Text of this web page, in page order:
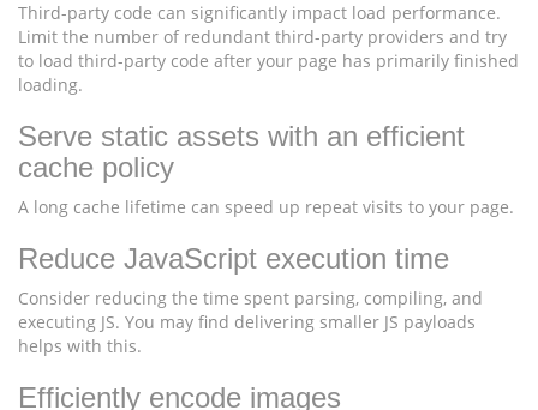
Third-party code can significantly impact load performance.
Limit the number of redundant third-party providers and try
to load third-party code after your page has primarily finished
loading.
Serve static assets with an efficient
cache policy
A long cache lifetime can speed up repeat visits to your page.
Reduce JavaScript execution time
Consider reducing the time spent parsing, compiling, and
executing JS. You may find delivering smaller JS payloads
helps with this.
Efficiently encode images